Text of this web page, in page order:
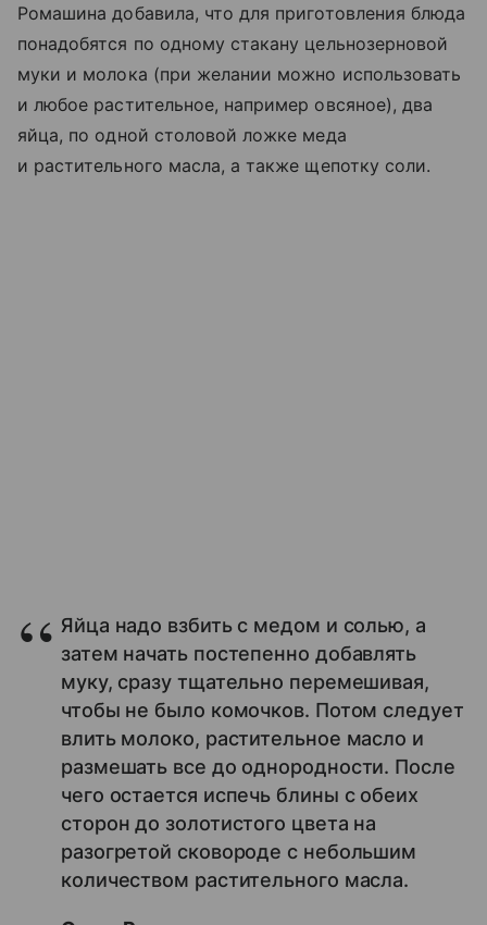
Ромашина добавила, что для приготовления блюда
понадобятся по одному стакану цельнозерновой
муки и молока (при желании можно использовать
и любое растительное, например овсяное), два
яйца, по одной столовой ложке меда
и растительного масла, а также щепотку соли.
Яйца надо взбить с медом и солью, а
затем начать постепенно добавлять
муку, сразу тщательно перемешивая,
чтобы не было комочков. Потом следует
влить молоко, растительное масло и
размешать все до однородности. После
чего остается испечь блины с обеих
сторон до золотистого цвета на
разогретой сковороде с небольшим
количеством растительного масла.